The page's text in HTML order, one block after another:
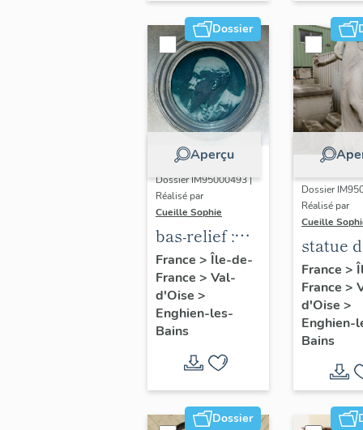
""Les
tentatives
humaines
aboutissant à
l'aviation
actuelle
Dossier
Aperçu
Dossier IM95000493 |
Réalisé par
Cueille Sophie
bas-relief :
médaillon du
portrait de A.
Sidney
Dunnet
France > Île-de-
France > Val-
d'Oise >
Enghien-les-
Bains
Dossier
Réalisé par
Cueille
statue
France >
France >
d'Oise >
Enghien-
Bains
Dossier